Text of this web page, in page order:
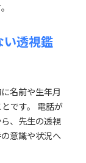
い透視鑑
名前や生年月
です。 電話が
、先生の透視
意識や状況へ